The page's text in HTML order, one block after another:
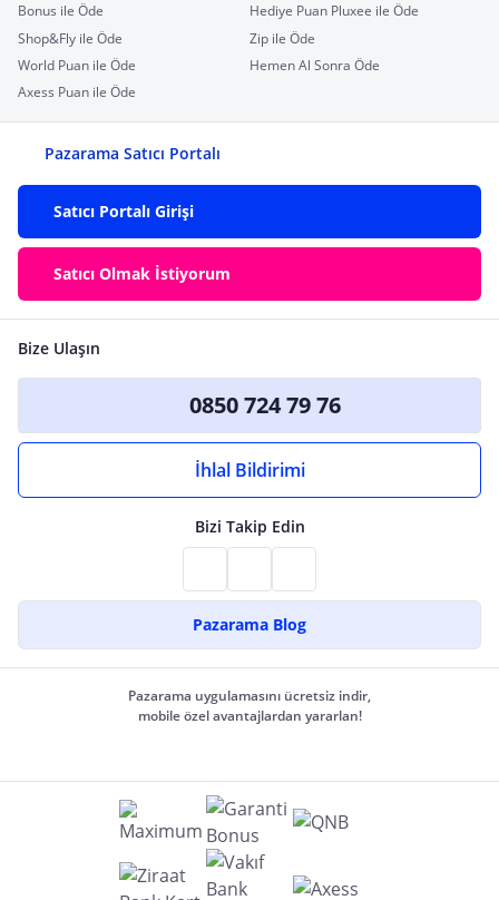
Bonus ile Öde
Hediye Puan Pluxee ile Öde
Shop&Fly ile Öde
Zip ile Öde
World Puan ile Öde
Hemen Al Sonra Öde
Axess Puan ile Öde
Pazarama Satıcı Portalı
Satıcı Portalı Girişi
Satıcı Olmak İstiyorum
Bize Ulaşın
0850 724 79 76
İhlal Bildirimi
Bizi Takip Edin
Pazarama Blog
Pazarama uygulamasını ücretsiz indir,
mobile özel avantajlardan yararlan!